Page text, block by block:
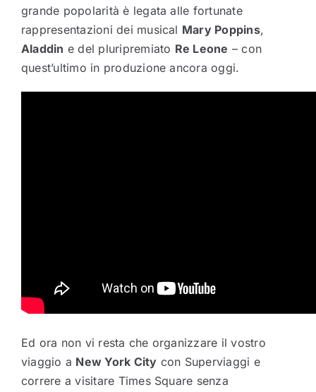
grande popolarità è legata alle fortunate
rappresentazioni dei musical Mary Poppins,
Aladdin e del pluripremiato Re Leone – con
quest’ultimo in produzione ancora oggi.
Ed ora non vi resta che organizzare il vostro
viaggio a New York City con Superviaggi e
correre a visitare Times Square senza